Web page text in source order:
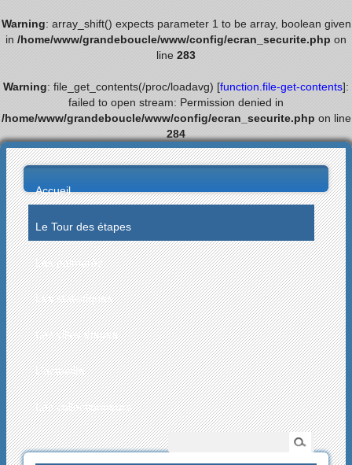
Warning: array_shift() expects parameter 1 to be array, boolean given
in /home/www/grandeboucle/www/config/ecran_securite.php on
line 283
Warning: file_get_contents(/proc/loadavg) [function.file-get-contents]:
failed to open stream: Permission denied in
/home/www/grandeboucle/www/config/ecran_securite.php on line
284
Accueil
Le Tour des étapes
Les palmarès
Les statistiques
Les villes étapes
L’actualité
Les collectionneurs